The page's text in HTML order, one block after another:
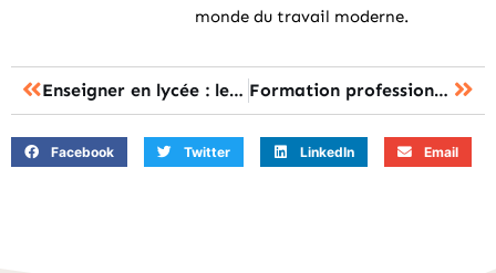
monde du travail moderne.
Enseigner en lycée : le parcours pour réussir au CAPES ou à l’agrégation ? Formation professionnelle aux métiers de la création : un secteur en pleine expansion
Facebook Twitter LinkedIn Email